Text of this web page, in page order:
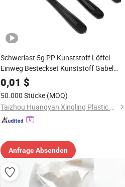
Schwerlast 5g PP Kunststoff Löffel
Einweg Besteckset Kunststoff Gabel
Löffel und Messer Einzelverpackung
Besteckset
0,01 $
50.000 Stücke (MOQ)
Taizhou Huangyan Xingling Plastic Co., Ltd.
Anfrage Absenden